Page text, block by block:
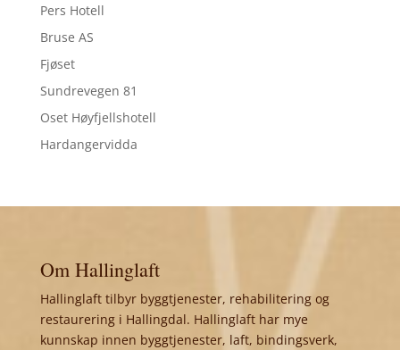
Pers Hotell
Bruse AS
Fjøset
Sundrevegen 81
Oset Høyfjellshotell
Hardangervidda
Om Hallinglaft
Hallinglaft tilbyr byggtjenester, rehabilitering og
restaurering i Hallingdal. Hallinglaft har mye
kunnskap innen byggtjenester, laft, bindingsverk,